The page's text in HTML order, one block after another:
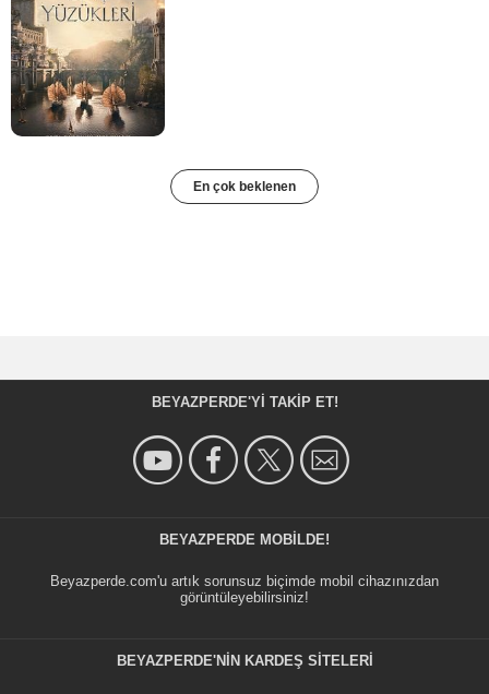
En çok beklenen
BEYAZPERDE'YI TAKIP ET!
BEYAZPERDE MOBILDE!
Beyazperde.com'u artık sorunsuz biçimde mobil cihazınızdan
görüntüleyebilirsiniz!
BEYAZPERDE'NIN KARDEŞ SİTELERİ